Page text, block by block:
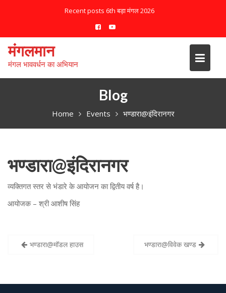
c
e
Recent posts 6th बड़ा मंगल 2026
मंगलमान
मंगल भाववर्धन का अभियान
Blog
Home Events भण्डारा@इंदिरानगर
भण्डारा@इंदिरानगर
व्यक्तिगत स्तर से भंडारे के आयोजन का द्वितीय वर्ष है।
आयोजक – श्री आशीष सिंह
s
भण्डारा@मॉडल हाउस भण्डारा@विवेक खण्ड